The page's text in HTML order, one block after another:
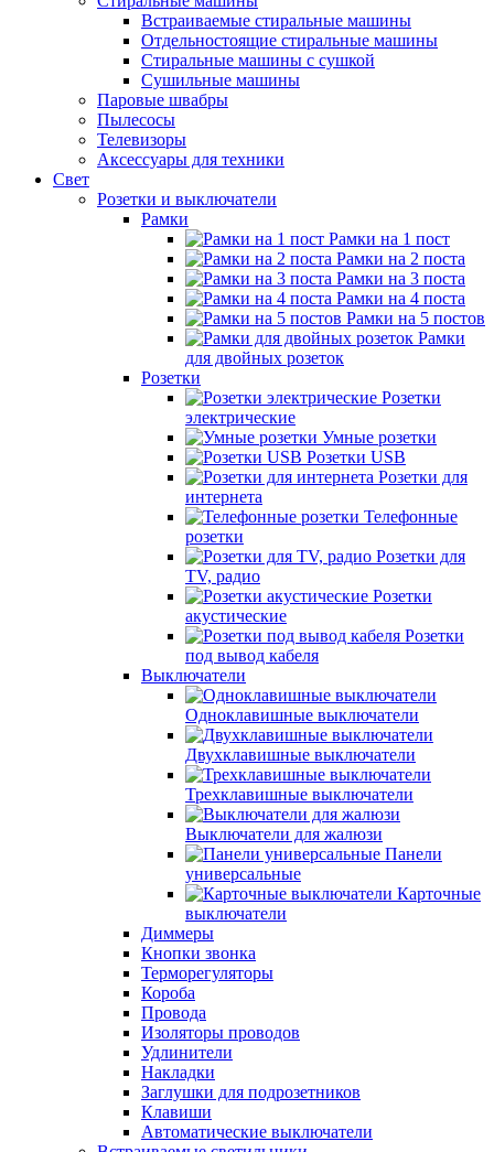
Встраиваемые стиральные машины
Отдельностоящие стиральные машины
Стиральные машины с сушкой
Сушильные машины
Паровые швабры
Пылесосы
Телевизоры
Аксессуары для техники
Свет
Розетки и выключатели
Рамки
Рамки на 1 пост
Рамки на 2 поста
Рамки на 3 поста
Рамки на 4 поста
Рамки на 5 постов
Рамки
для двойных розеток
Розетки
Розетки
электрические
Умные розетки
Розетки USB
Розетки для
интернета
Телефонные
розетки
Розетки для
TV, радио
Розетки
акустические
Розетки
под вывод кабеля
Выключатели
Одноклавишные выключатели
Двухклавишные выключатели
Трехклавишные выключатели
Выключатели для жалюзи
Панели
универсальные
Карточные
выключатели
Диммеры
Кнопки звонка
Терморегуляторы
Короба
Провода
Изоляторы проводов
Удлинители
Накладки
Заглушки для подрозетников
Клавиши
Автоматические выключатели